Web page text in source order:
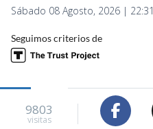
Sábado 08 Agosto, 2026 | 22:31
Seguimos criterios de
9803
visitas